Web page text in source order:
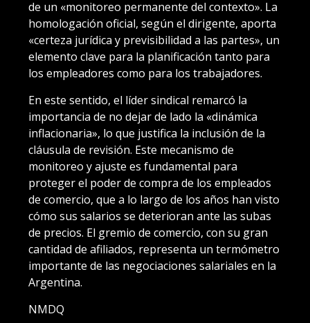
de un «monitoreo permanente del contexto». La
homologación oficial, según el dirigente, aporta
«certeza jurídica y previsibilidad a las partes», un
elemento clave para la planificación tanto para
los empleadores como para los trabajadores.
En este sentido, el líder sindical remarcó la
importancia de no dejar de lado la «dinámica
inflacionaria», lo que justifica la inclusión de la
cláusula de revisión. Este mecanismo de
monitoreo y ajuste es fundamental para
proteger el poder de compra de los empleados
de comercio, que a lo largo de los años han visto
cómo sus salarios se deterioran ante las subas
de precios. El gremio de comercio, con su gran
cantidad de afiliados, representa un termómetro
importante de las negociaciones salariales en la
Argentina.
NMDQ